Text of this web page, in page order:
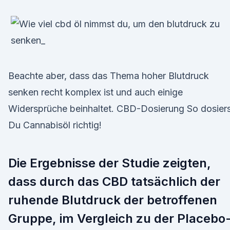
Beachte aber, dass das Thema hoher Blutdruck
senken recht komplex ist und auch einige
Widersprüche beinhaltet. CBD-Dosierung So
Du Cannabisöl richtig!
Die Ergebnisse der Studie zeigten,
dass durch das CBD tatsächlich der
ruhende Blutdruck der betroffenen
Gruppe, im Vergleich zu der